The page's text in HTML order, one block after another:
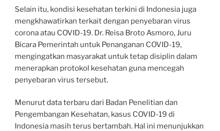
Selain itu, kondisi kesehatan terkini di Indonesia juga
mengkhawatirkan terkait dengan penyebaran virus
corona atau COVID-19. Dr. Reisa Broto Asmoro, Juru
Bicara Pemerintah untuk Penanganan COVID-19,
mengingatkan masyarakat untuk tetap disiplin dalam
menerapkan protokol kesehatan guna mencegah
penyebaran virus tersebut.
Menurut data terbaru dari Badan Penelitian dan
Pengembangan Kesehatan, kasus COVID-19 di
Indonesia masih terus bertambah. Hal ini menunjukkan